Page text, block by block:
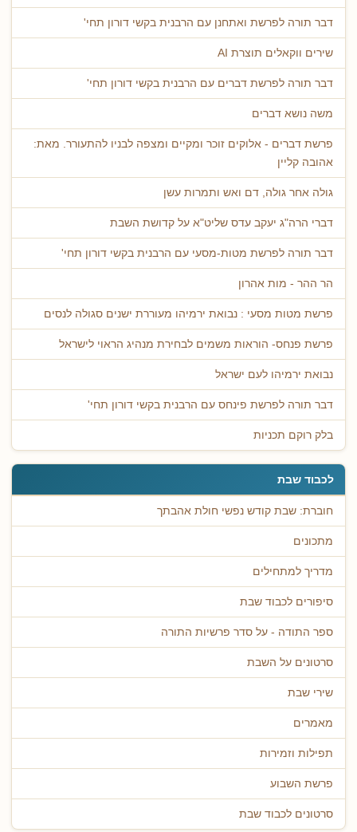
דבר תורה לפרשת ואתחנן עם הרבנית בקשי דורון תחי'
שירים ווקאלים תוצרת AI
דבר תורה לפרשת דברים עם הרבנית בקשי דורון תחי'
משה נושא דברים
פרשת דברים - אלוקים זוכר ומקיים ומצפה לבניו להתעורר. מאת:
אהובה קליין
גולה אחר גולה, דם ואש ותמרות עשן
דברי הרה"ג יעקב עדס שליט"א על קדושת השבת
דבר תורה לפרשת מטות-מסעי עם הרבנית בקשי דורון תחי'
הר ההר - מות אהרון
פרשת מטות מסעי : נבואת ירמיהו מעוררת ישנים סגולה לנסים
פרשת פנחס- הוראות משמים לבחירת מנהיג הראוי לישראל
נבואת ירמיהו לעם ישראל
דבר תורה לפרשת פינחס עם הרבנית בקשי דורון תחי'
בלק רוקם תכניות
לכבוד שבת
חוברת: שבת קודש נפשי חולת אהבתך
מתכונים
מדריך למתחילים
סיפורים לכבוד שבת
ספר התודה - על סדר פרשיות התורה
סרטונים על השבת
שירי שבת
מאמרים
תפילות וזמירות
פרשת השבוע
סרטונים לכבוד שבת